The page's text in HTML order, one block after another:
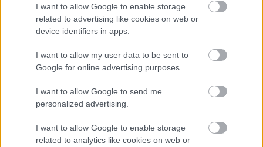
I want to allow Google to enable storage
related to advertising like cookies on web or
device identifiers in apps.
I want to allow my user data to be sent to
Google for online advertising purposes.
I want to allow Google to send me
personalized advertising.
I want to allow Google to enable storage
related to analytics like cookies on web or
A tartós nyári hőség jelentős kihívás elé állítja a KM Építőt,
ennek ellenére folyamatosan halad az aszfaltozás.
Paks II.: Mit jelent az 5. blokk új
mérföldköve a felülvizsgálat
árnyékában?
közelében lévő logisztikai bázis út- és
közműhálózatának fejlesztése